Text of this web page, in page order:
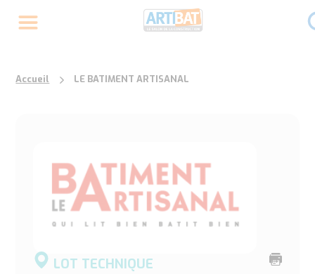
Accueil LE BATIMENT ARTISANAL
Imprimer
LOT TECHNIQUE